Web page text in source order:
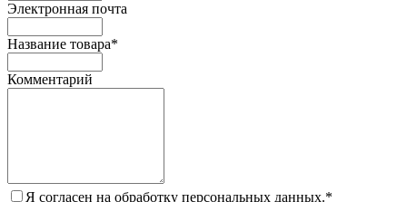
Электронная почта
Название товара*
Комментарий
Я согласен на обработку персональных данных.*